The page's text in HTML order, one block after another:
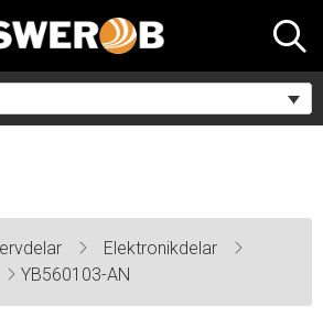
Elektronikdelar
YB560103-AN